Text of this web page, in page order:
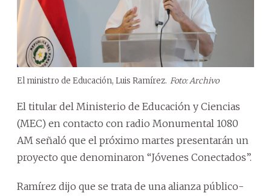
El ministro de Educación, Luis Ramírez. Foto: Archivo
El titular del Ministerio de Educación y Ciencias
(MEC) en contacto con radio Monumental 1080
AM señaló que el próximo martes presentarán un
proyecto que denominaron “Jóvenes Conectados”.
Ramírez dijo que se trata de una alianza público-